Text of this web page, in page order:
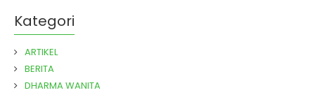
Kategori
ARTIKEL
BERITA
DHARMA WANITA